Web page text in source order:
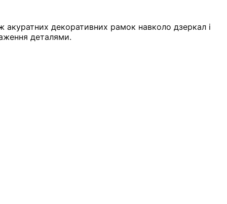
акуратних декоративних рамок навколо дзеркал і
деталями.